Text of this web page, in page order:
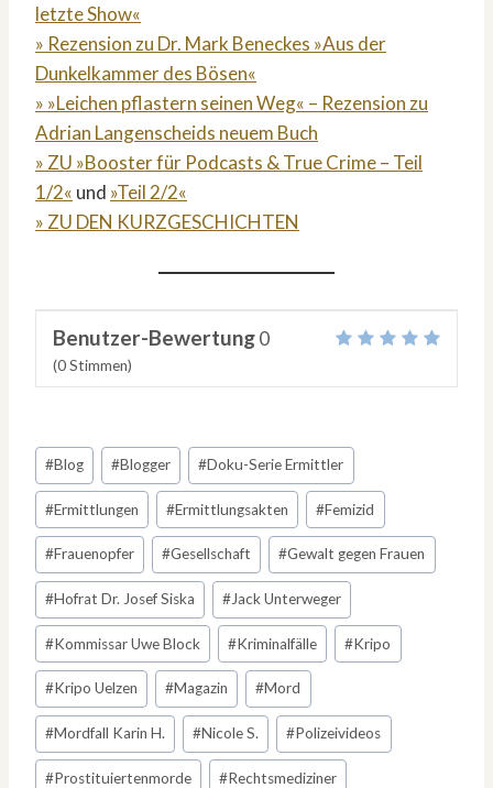
letzte Show«
» Rezension zu Dr. Mark Beneckes »Aus der
Dunkelkammer des Bösen«
» »Leichen pflastern seinen Weg« – Rezension zu
Adrian Langenscheids neuem Buch
» ZU »Booster für Podcasts & True Crime – Teil
1/2« und »Teil 2/2«
» ZU DEN KURZGESCHICHTEN
Benutzer-Bewertung0
(0Stimmen)
Schlagworte:
#Blog #Blogger #Doku-Serie Ermittler
#Ermittlungen #Ermittlungsakten #Femizid
#Frauenopfer #Gesellschaft #Gewalt gegen Frauen
#Hofrat Dr. Josef Siska #Jack Unterweger
#Kommissar Uwe Block #Kriminalfälle #Kripo
#Kripo Uelzen #Magazin #Mord
#Mordfall Karin H. #Nicole S. #Polizeivideos
#Prostituiertenmorde #Rechtsmediziner